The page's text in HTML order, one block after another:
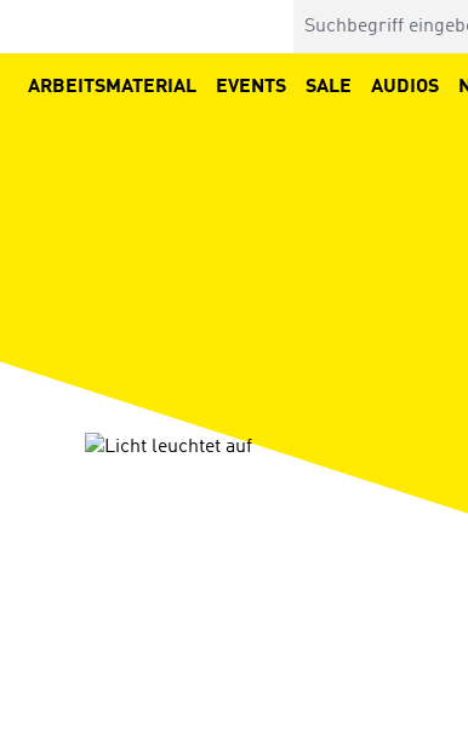
ARBEITSMATERIAL EVENTS SALE AUDIOS
Bildergalerie überspringen